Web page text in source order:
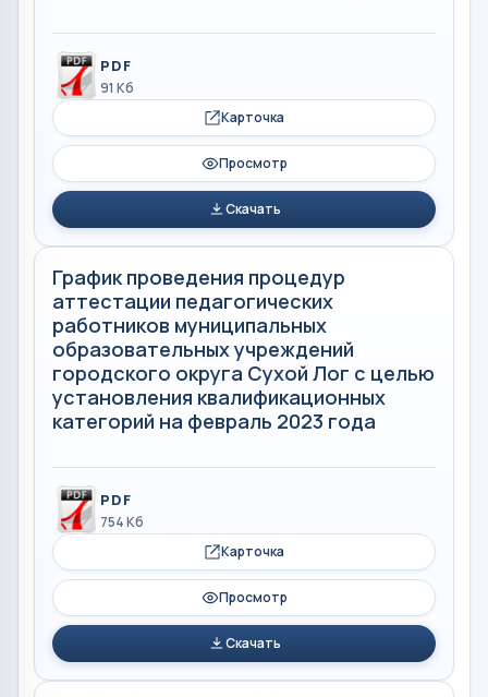
PDF
91 Кб
Карточка
Просмотр
Скачать
График проведения процедур
аттестации педагогических
работников муниципальных
образовательных учреждений
городского округа Сухой Лог с целью
установления квалификационных
категорий на февраль 2023 года
PDF
754 Кб
Карточка
Просмотр
Скачать